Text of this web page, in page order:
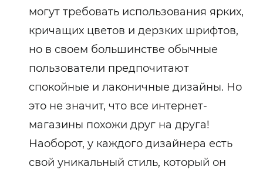
могут требовать использования ярких,
кричащих цветов и дерзких шрифтов,
но в своем большинстве обычные
пользователи предпочитают
спокойные и лаконичные дизайны. Но
это не значит, что все интернет-
магазины похожи друг на друга!
Наоборот, у каждого дизайнера есть
свой уникальный стиль, который он